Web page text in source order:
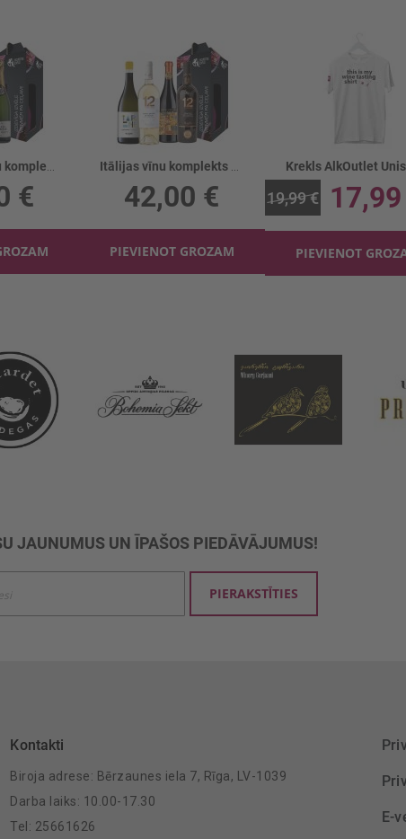
Dzirkstošo vīnu komplekts 4gb
€
Itālijas vīnu komplekts 4gb
42,00 €
PIEVIENOT GROZAM
19,99 €
PIEVIENOT
JAUNUMUS UN ĪPAŠOS PIEDĀVĀJUMUS!
PIERAKSTĪTIES
Kontakti
Biroja adrese: Bērzaunes iela 7, Rīga, LV-1039
Darba laiks: 10.00-17.30
Tel: 25661626
E-